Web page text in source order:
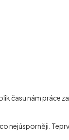
času nám práce
nejúsporněji.